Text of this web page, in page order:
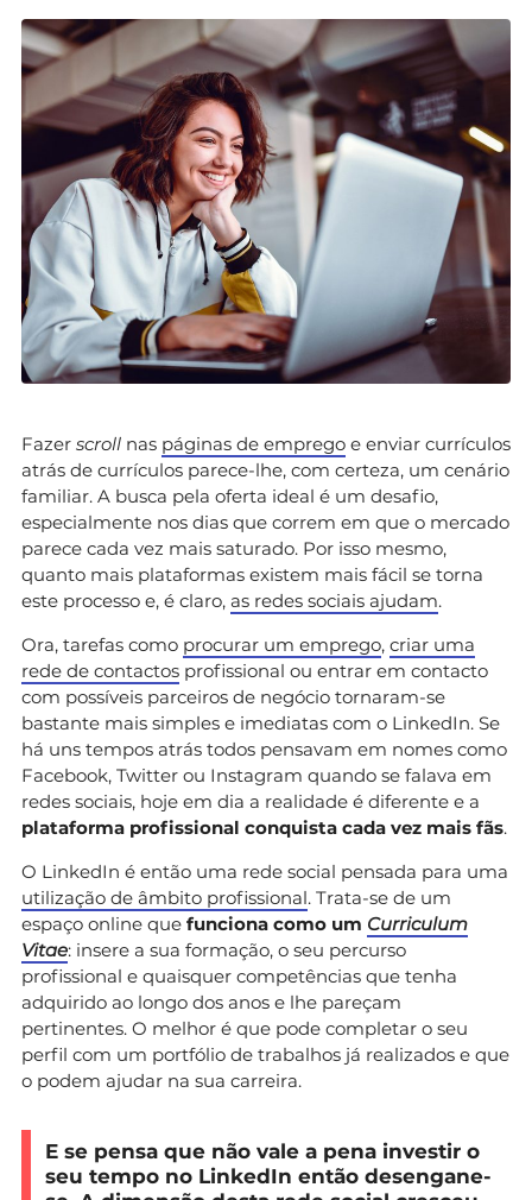
Fazer scroll nas páginas de emprego e enviar currículos
atrás de currículos parece-lhe, com certeza, um cenário
familiar. A busca pela oferta ideal é um desafio,
especialmente nos dias que correm em que o mercado
parece cada vez mais saturado. Por isso mesmo,
quanto mais plataformas existem mais fácil se torna
este processo e, é claro, as redes sociais ajudam.
Ora, tarefas como procurar um emprego, criar uma
rede de contactos profissional ou entrar em contacto
com possíveis parceiros de negócio tornaram-se
bastante mais simples e imediatas com o LinkedIn. Se
há uns tempos atrás todos pensavam em nomes como
Facebook, Twitter ou Instagram quando se falava em
redes sociais, hoje em dia a realidade é diferente e a
plataforma profissional conquista cada vez mais fãs.
O LinkedIn é então uma rede social pensada para uma
utilização de âmbito profissional. Trata-se de um
espaço online que funciona como um Curriculum
Vitae: insere a sua formação, o seu percurso
profissional e quaisquer competências que tenha
adquirido ao longo dos anos e lhe pareçam
pertinentes. O melhor é que pode completar o seu
perfil com um portfólio de trabalhos já realizados e que
o podem ajudar na sua carreira.
E se pensa que não vale a pena investir o
seu tempo no LinkedIn então desengane-